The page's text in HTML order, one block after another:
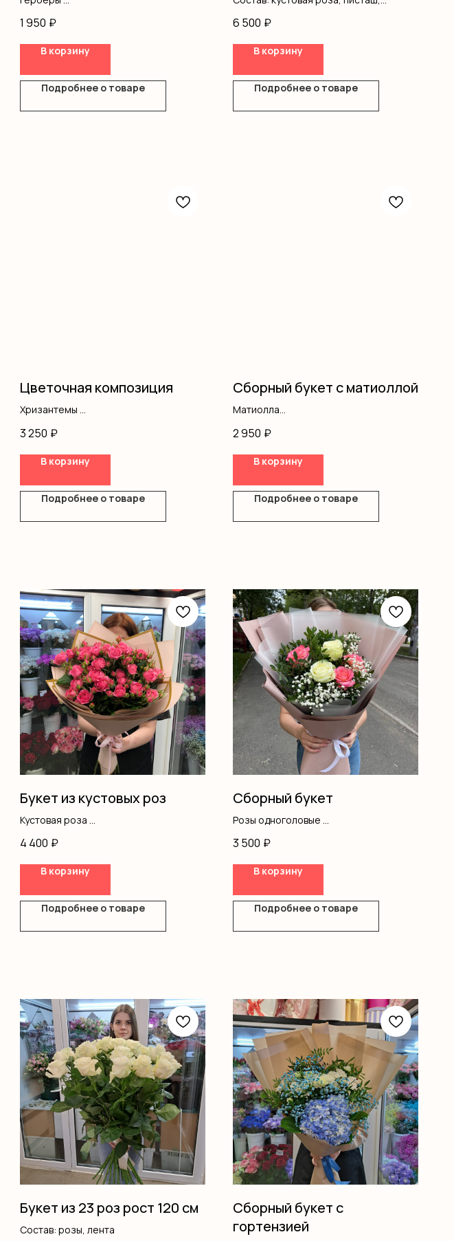
1 950 ₽
В корзину
Подробнее о товаре
6 500 ₽
В корзину
Подробнее о товаре
Цветочная композиция
Хризантемы
Диантус
Писташ
Оазис
3 250 ₽
В корзину
Подробнее о товаре
Сборный букет с матиоллой
Матиолла
Оформление
2 950 ₽
В корзину
Подробнее о товаре
Букет из кустовых роз
Кустовая роза
4 400 ₽
В корзину
Подробнее о товаре
Сборный букет
Розы одноголовые
Писташ
Оформление
3 500 ₽
В корзину
Подробнее о товаре
Букет из 23 роз рост 120 см
Состав: розы, лента
Сборный букет с
гортензией